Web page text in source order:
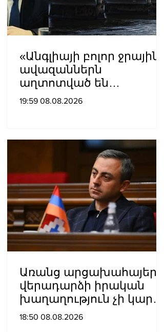
«Անգլիայի բոլոր ջրային
ավազաններն
աղտոտված են
թունավոր քիմիական
19:59 08.08.2026
Առանց արցախահայերի
վերադարձի իրական
խաղաղություն չի կարող
լինել․ Սաղաթելյան
18:50 08.08.2026